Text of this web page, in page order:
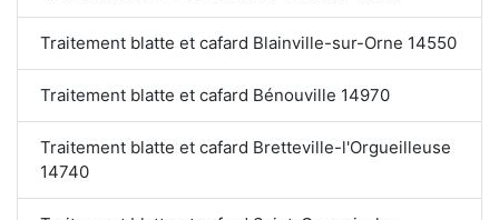
Traitement blatte et cafard Blainville-sur-Orne 14550
Traitement blatte et cafard Bénouville 14970
Traitement blatte et cafard Bretteville-l'Orgueilleuse
14740